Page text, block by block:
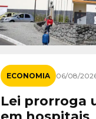
ECONOMIA 06/08/
Lei prorroga